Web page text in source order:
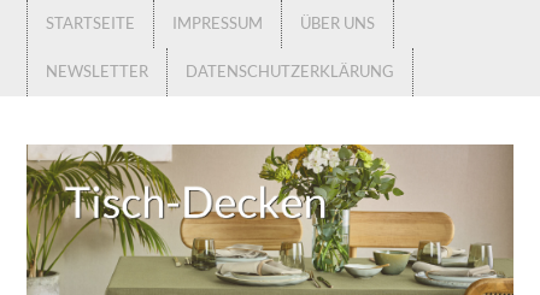
STARTSEITE IMPRESSUM ÜBER UNS
NEWSLETTER DATENSCHUTZERKLÄRUNG